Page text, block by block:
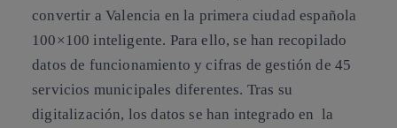
convertir a Valencia en la primera ciudad española
100×100 inteligente. Para ello, se han recopilado
datos de funcionamiento y cifras de gestión de 45
servicios municipales diferentes. Tras su
digitalización, los datos se han integrado en la